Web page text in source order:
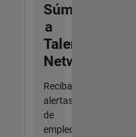
Súmese
a
Talent
Network
Reciba
alertas
de
empleo